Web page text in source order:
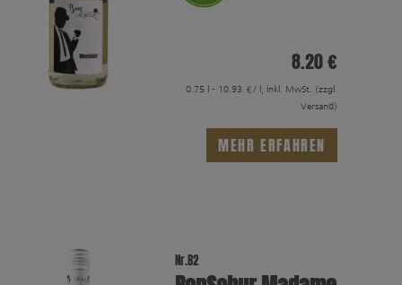
8.20 €
0.75 l - 10.93 €/ l, inkl. MwSt. (zzgl.
Versand)
MEHR ERFAHREN
Nr.B2